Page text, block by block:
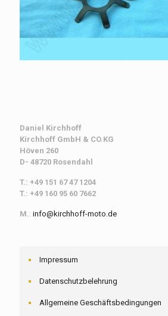
Daniel Kirchhoff
Kirchhoff GmbH & CO.KG
Höven 260
D- 48720 Rosendahl
T.: +49 151 67 47 1204
T.: +49 160 95 60 7662
M.: info@kirchhoff-moto.de
Impressum
Datenschutzbelehrung
Allgemeine Geschäftsbedingungen